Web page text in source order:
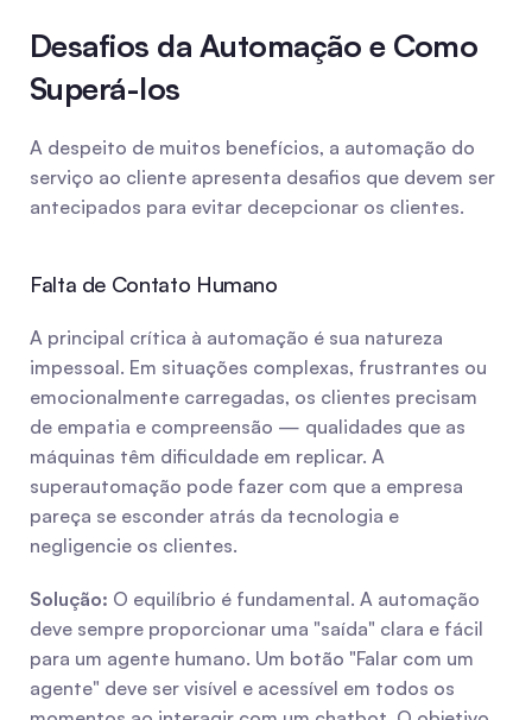
Desafios da Automação e Como
Superá-los
A despeito de muitos benefícios, a automação do
serviço ao cliente apresenta desafios que devem ser
antecipados para evitar decepcionar os clientes.
Falta de Contato Humano
A principal crítica à automação é sua natureza
impessoal. Em situações complexas, frustrantes ou
emocionalmente carregadas, os clientes precisam
de empatia e compreensão — qualidades que as
máquinas têm dificuldade em replicar. A
superautomação pode fazer com que a empresa
pareça se esconder atrás da tecnologia e
negligencie os clientes.
Solução: O equilíbrio é fundamental. A automação
deve sempre proporcionar uma "saída" clara e fácil
para um agente humano. Um botão "Falar com um
agente" deve ser visível e acessível em todos os